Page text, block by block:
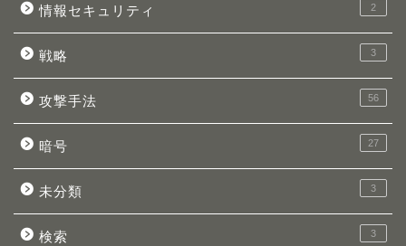
情報セキュリティ 2
戦略 3
攻撃手法 56
暗号 27
未分類 3
検索 3